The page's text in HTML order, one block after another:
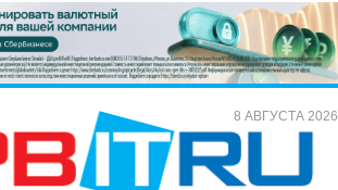
8 АВГУСТА 2026